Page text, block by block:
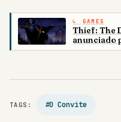
GAMES
Thief: The
anunciado
TAGS: #O Convite